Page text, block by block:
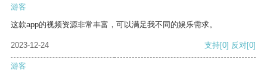
游客
这款app的视频资源非常丰富，可以满足我不同的娱乐需求。
2023-12-24 支持[0] 反对[0]
游客